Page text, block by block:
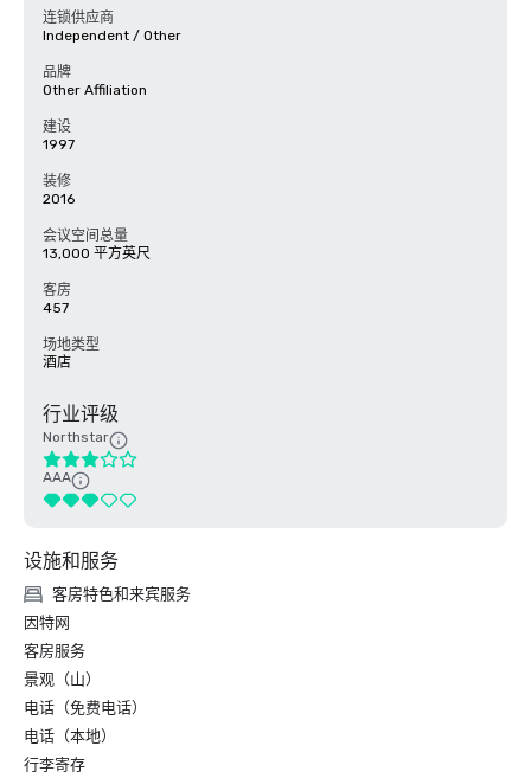
连锁供应商
Independent / Other
品牌
Other Affiliation
建设
1997
装修
2016
会议空间总量
13,000 平方英尺
客房
457
场地类型
酒店
行业评级
Northstar
AAA
设施和服务
客房特色和来宾服务
因特网
客房服务
景观（山）
电话（免费电话）
电话（本地）
行李寄存